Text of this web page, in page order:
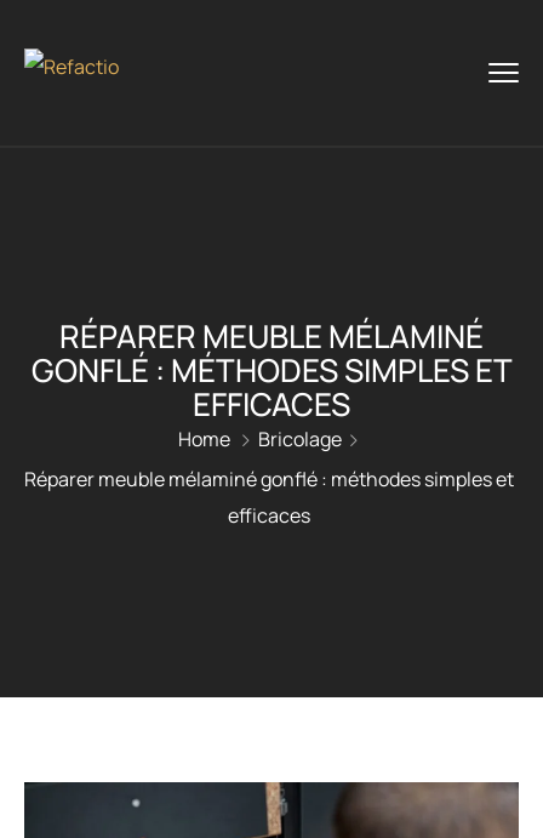
RÉPARER MEUBLE MÉLAMINÉ
GONFLÉ : MÉTHODES SIMPLES ET
EFFICACES
Home
Bricolage
Réparer meuble mélaminé gonflé : méthodes simples et
efficaces